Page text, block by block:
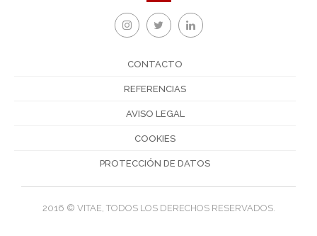
CONTACTO
REFERENCIAS
AVISO LEGAL
COOKIES
PROTECCIÓN DE DATOS
2016 © VITAE, TODOS LOS DERECHOS RESERVADOS.